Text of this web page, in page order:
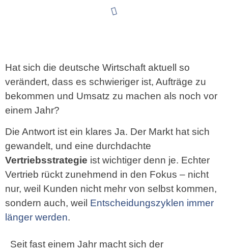
Hat sich die deutsche Wirtschaft aktuell so
verändert, dass es schwieriger ist, Aufträge zu
bekommen und Umsatz zu machen als noch vor
einem Jahr?
Die Antwort ist ein klares Ja. Der Markt hat sich
gewandelt, und eine durchdachte
Vertriebsstrategie ist wichtiger denn je. Echter
Vertrieb rückt zunehmend in den Fokus – nicht
nur, weil Kunden nicht mehr von selbst kommen,
sondern auch, weil Entscheidungszyklen immer
länger werden.
Seit fast einem Jahr macht sich der